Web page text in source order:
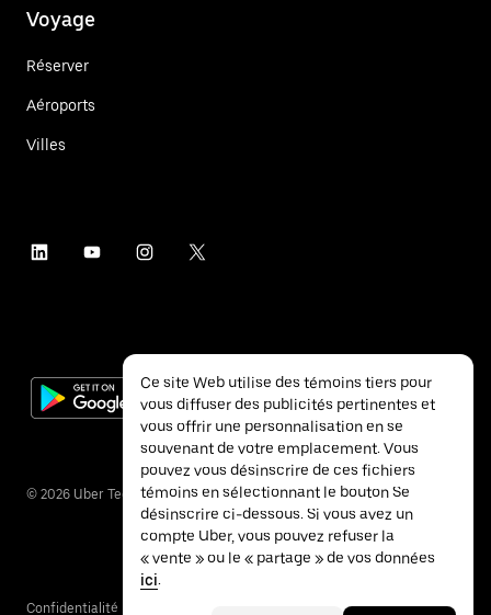
Voyage
Réserver
Aéroports
Villes
© 2026 Uber Technologies inc.
Confidentialité
Ce site Web utilise des témoins tiers pour
vous diffuser des publicités pertinentes et
vous offrir une personnalisation en se
souvenant de votre emplacement. Vous
pouvez vous désinscrire de ces fichiers
témoins en sélectionnant le bouton Se
désinscrire ci-dessous. Si vous avez un
compte Uber, vous pouvez refuser la
« vente » ou le « partage » de vos données
ici.